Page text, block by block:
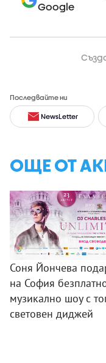
Google
Последвайте ни
NewsLetter
ОЩЕ ОТ
Соня Йончева
на София
музикално шоу с
световен диджей